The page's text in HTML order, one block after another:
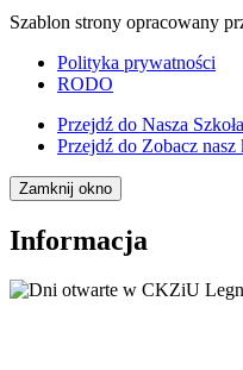
Szablon strony opracowany
Polityka prywatności
RODO
Przejdź do Nasza
Przejdź do Zobacz nasz
Zamknij okno
Informacja